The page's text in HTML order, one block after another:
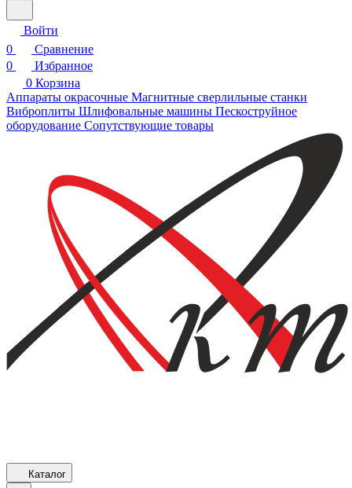
Войти
0
Сравнение
0
Избранное
0 Корзина
Аппараты окрасочные Магнитные сверлильные станки
Виброплиты Шлифовальные машины Пескоструйное
оборудование Сопутствующие товары
Каталог